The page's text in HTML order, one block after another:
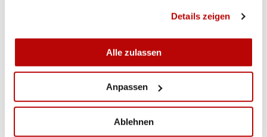
Details zeigen
Alle zulassen
Anpassen
Ablehnen